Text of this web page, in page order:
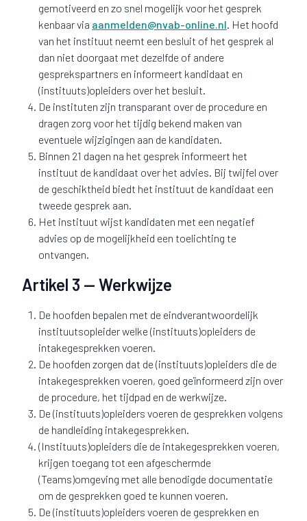
gemotiveerd en zo snel mogelijk voor het gesprek
kenbaar via aanmelden@nvab-online.nl. Het hoofd
van het instituut neemt een besluit of het gesprek al
dan niet doorgaat met dezelfde of andere
gesprekspartners en informeert kandidaat en
(instituuts)opleiders over het besluit.
De instituten zijn transparant over de procedure en
dragen zorg voor het tijdig bekend maken van
eventuele wijzigingen aan de kandidaten.
Binnen 21 dagen na het gesprek informeert het
instituut de kandidaat over het advies. Bij twijfel over
de geschiktheid biedt het instituut de kandidaat een
tweede gesprek aan.
Het instituut wijst kandidaten met een negatief
advies op de mogelijkheid een toelichting te
ontvangen.
Artikel 3 — Werkwijze
De hoofden bepalen met de eindverantwoordelijk
instituutsopleider welke (instituuts)opleiders de
intakegesprekken voeren.
De hoofden zorgen dat de (instituuts)opleiders die de
intakegesprekken voeren, goed geïnformeerd zijn over
de procedure, het tijdpad en de werkwijze.
De (instituuts)opleiders voeren de gesprekken volgens
de handleiding intakegesprekken.
(Instituuts)opleiders die de intakegesprekken voeren,
krijgen toegang tot een afgeschermde
(Teams)omgeving met alle benodigde documentatie
om de gesprekken goed te kunnen voeren.
De (instituuts)opleiders voeren de gesprekken en